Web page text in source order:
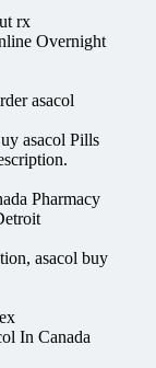
rx
Overnight
asacol
asacol Pills
Pharmacy
asacol buy
In Canada